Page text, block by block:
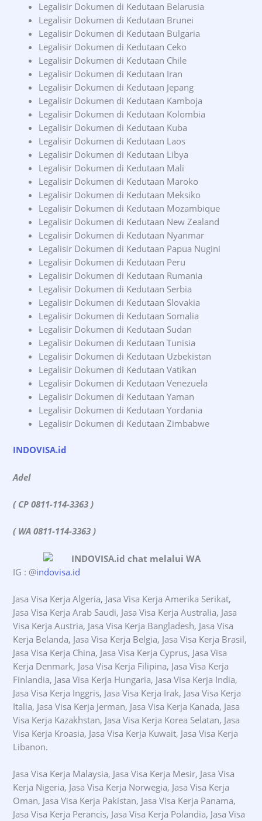
Legalisir Dokumen di Kedutaan Belarusia
Legalisir Dokumen di Kedutaan Brunei
Legalisir Dokumen di Kedutaan Bulgaria
Legalisir Dokumen di Kedutaan Ceko
Legalisir Dokumen di Kedutaan Chile
Legalisir Dokumen di Kedutaan Iran
Legalisir Dokumen di Kedutaan Jepang
Legalisir Dokumen di Kedutaan Kamboja
Legalisir Dokumen di Kedutaan Kolombia
Legalisir Dokumen di Kedutaan Kuba
Legalisir Dokumen di Kedutaan Laos
Legalisir Dokumen di Kedutaan Libya
Legalisir Dokumen di Kedutaan Mali
Legalisir Dokumen di Kedutaan Maroko
Legalisir Dokumen di Kedutaan Meksiko
Legalisir Dokumen di Kedutaan Mozambique
Legalisir Dokumen di Kedutaan New Zealand
Legalisir Dokumen di Kedutaan Nyanmar
Legalisir Dokumen di Kedutaan Papua Nugini
Legalisir Dokumen di Kedutaan Peru
Legalisir Dokumen di Kedutaan Rumania
Legalisir Dokumen di Kedutaan Serbia
Legalisir Dokumen di Kedutaan Slovakia
Legalisir Dokumen di Kedutaan Somalia
Legalisir Dokumen di Kedutaan Sudan
Legalisir Dokumen di Kedutaan Tunisia
Legalisir Dokumen di Kedutaan Uzbekistan
Legalisir Dokumen di Kedutaan Vatikan
Legalisir Dokumen di Kedutaan Venezuela
Legalisir Dokumen di Kedutaan Yaman
Legalisir Dokumen di Kedutaan Yordania
Legalisir Dokumen di Kedutaan Zimbabwe
INDOVISA.id
Adel
( CP 0811-114-3363 )
( WA 0811-114-3363 )
IG : @indovisa.id
Jasa Visa Kerja Algeria, Jasa Visa Kerja Amerika Serikat,
Jasa Visa Kerja Arab Saudi, Jasa Visa Kerja Australia, Jasa
Visa Kerja Austria, Jasa Visa Kerja Bangladesh, Jasa Visa
Kerja Belanda, Jasa Visa Kerja Belgia, Jasa Visa Kerja Brasil,
Jasa Visa Kerja China, Jasa Visa Kerja Cyprus, Jasa Visa
Kerja Denmark, Jasa Visa Kerja Filipina, Jasa Visa Kerja
Finlandia, Jasa Visa Kerja Hungaria, Jasa Visa Kerja India,
Jasa Visa Kerja Inggris, Jasa Visa Kerja Irak, Jasa Visa Kerja
Italia, Jasa Visa Kerja Jerman, Jasa Visa Kerja Kanada, Jasa
Visa Kerja Kazakhstan, Jasa Visa Kerja Korea Selatan, Jasa
Visa Kerja Kroasia, Jasa Visa Kerja Kuwait, Jasa Visa Kerja
Libanon.
Jasa Visa Kerja Malaysia, Jasa Visa Kerja Mesir, Jasa Visa
Kerja Nigeria, Jasa Visa Kerja Norwegia, Jasa Visa Kerja
Oman, Jasa Visa Kerja Pakistan, Jasa Visa Kerja Panama,
Jasa Visa Kerja Perancis, Jasa Visa Kerja Polandia, Jasa Visa